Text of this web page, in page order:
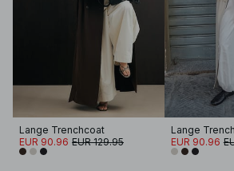
Lange Trenchcoat
EUR 90.96 EUR 129.95
Lange
EUR 90.96